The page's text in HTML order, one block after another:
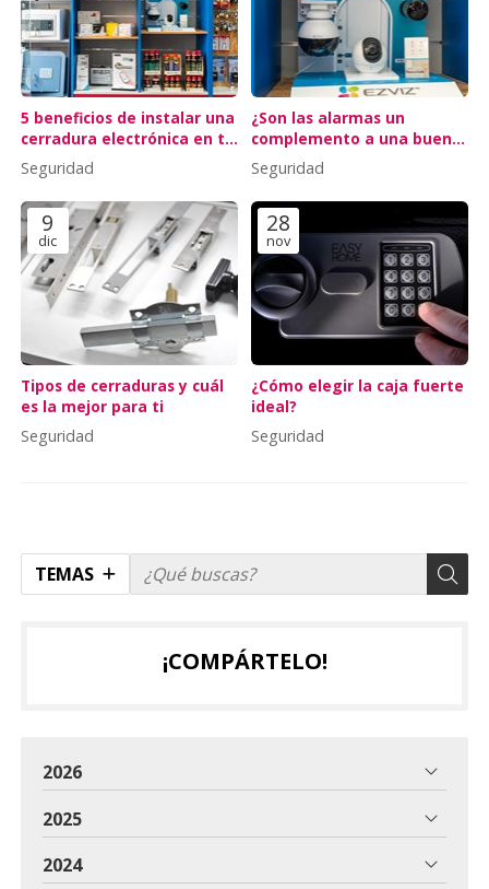
TEMAS
5 beneficios de instalar una
cerradura electrónica en tu
piso turístico
Seguridad
¿Son las alarmas un
complemento a una buena
cerradura?
Seguridad
9
dic
Tipos de cerraduras y cuál
es la mejor para ti
Seguridad
28
nov
¿Cómo elegir la caja fuerte
ideal?
Seguridad
¡COMPÁRTELO!
2026
2025
2024